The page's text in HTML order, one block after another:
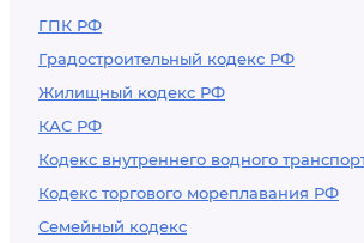
ГПК РФ
Градостроительный кодекс РФ
Жилищный кодекс РФ
КАС РФ
Кодекс внутреннего водного
Кодекс торгового мореплавания РФ
Семейный кодекс